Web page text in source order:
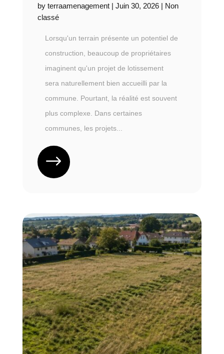
by terraamenagement| Juin 30, 2026| Non
classé
Lorsqu'un terrain présente un potentiel de
construction, beaucoup de propriétaires
imaginent qu'un projet de lotissement
sera naturellement bien accueilli par la
commune. Pourtant, la réalité est souvent
plus complexe. Dans certaines
communes, les projets...